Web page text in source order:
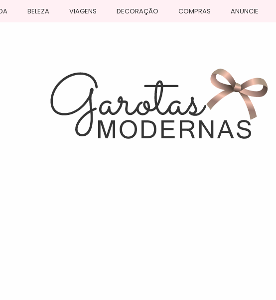
BELEZA VIAGENS DECORAÇÃO COMPRAS ANUNCIE